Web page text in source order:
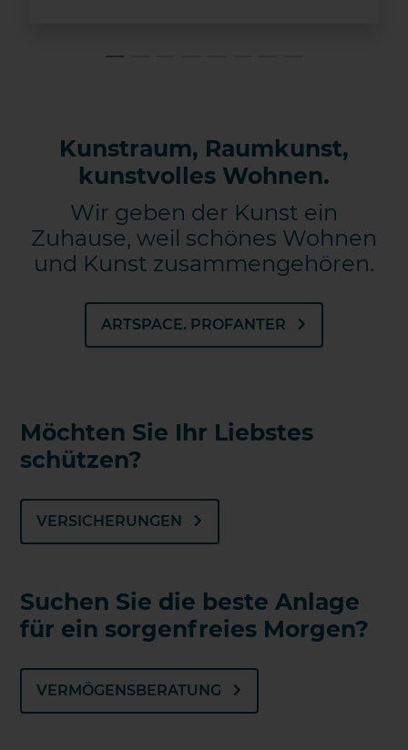
Kunstraum, Raumkunst,
kunstvolles Wohnen.
Wir geben der Kunst ein
Zuhause, weil schönes Wohnen
und Kunst zusammengehören.
ARTSPACE. PROFANTER
Möchten Sie Ihr Liebstes
schützen?
VERSICHERUNGEN
Suchen Sie die beste Anlage
für ein sorgenfreies Morgen?
VERMÖGENSBERATUNG